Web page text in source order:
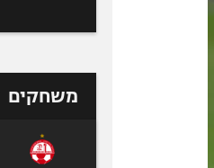
משחקים